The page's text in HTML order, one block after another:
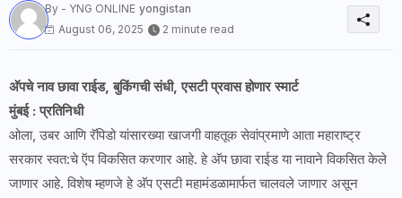
By - YNG ONLINE yongistan
August 06, 2025
2 minute read
अ‍ॅपचे नाव छावा राईड, बुकिंगची संधी, एसटी प्रवास होणार स्मार्ट
मुंबई : प्रतिनिधी
ओला, उबर आणि रॅपिडो यांसारख्या खाजगी वाहतूक सेवांप्रमाणे आता महाराष्ट्र
सरकार स्वत:चे ऍप विकसित करणार आहे. हे अ‍ॅप छावा राईड या नावाने विकसित केले
जाणार आहे. विशेष म्हणजे हे अ‍ॅप एसटी महामंडळामार्फत चालवले जाणार असून